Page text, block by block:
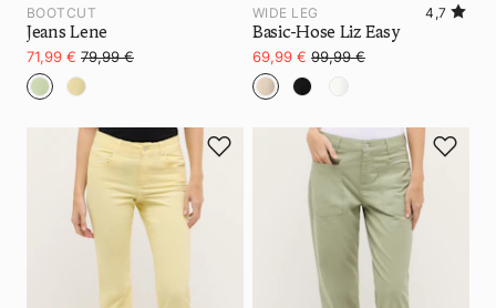
BOOTCUT
Jeans Lene
71,99 € 79,99 €
WIDE LEG 4,7
Basic-Hose Liz Easy
69,99 € 99,99 €